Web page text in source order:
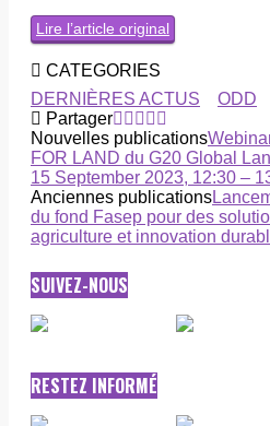
Lire l’article original
CATEGORIES
DERNIÈRES ACTUS
ODD
Partager
Nouvelles publications
FOR LAND du G20 Global
15 September 2023, 12:30 –
Anciennes publications
du fond Fasep pour des
agriculture et innovation
SUIVEZ-NOUS
RESTEZ INFORMÉ